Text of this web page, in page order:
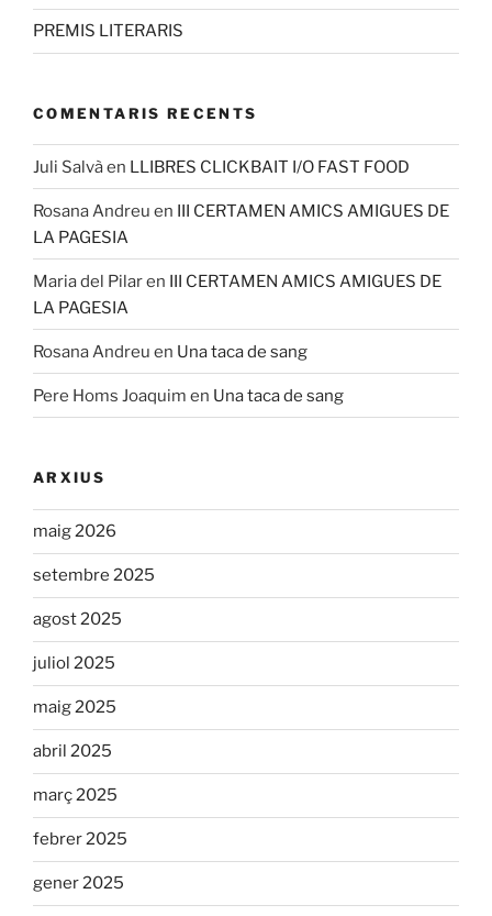
PREMIS LITERARIS
COMENTARIS RECENTS
Juli Salvàen LLIBRES CLICKBAIT I/O FAST FOOD
Rosana Andreu en III CERTAMEN AMICS AMIGUES DE
LA PAGESIA
Maria del Pilaren III CERTAMEN AMICS AMIGUES DE
LA PAGESIA
Rosana Andreu en Una taca de sang
Pere Homs Joaquim en Una taca de sang
ARXIUS
maig 2026
setembre 2025
agost 2025
juliol 2025
maig 2025
abril 2025
març 2025
febrer 2025
gener 2025